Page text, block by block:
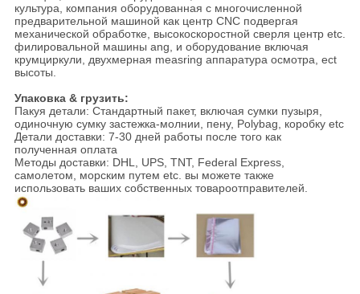
культура, компания оборудованная с многочисленной
предварительной машиной как центр CNC подвергая
механической обработке, высокоскоростной сверля центр etc.
филировальной машины ang, и оборудование включая
крумциркули, двухмерная measring аппаратура осмотра, ect
высоты.
Упаковка & грузить:
Пакуя детали: Стандартный пакет, включая сумки пузыря,
одиночную сумку застежка-молнии, пену, Polybag, коробку etc
Детали доставки: 7-30 дней работы после того как
полученная оплата
Методы доставки: DHL, UPS, TNT, Federal Express,
самолетом, морским путем etc. вы можете также
использовать ваших собственных товароотправителей.